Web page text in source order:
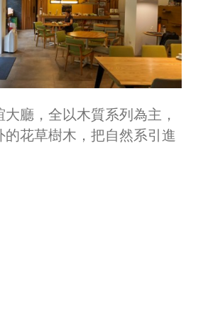
廳，全以木質系列為主，
花草樹木，把自然系引進